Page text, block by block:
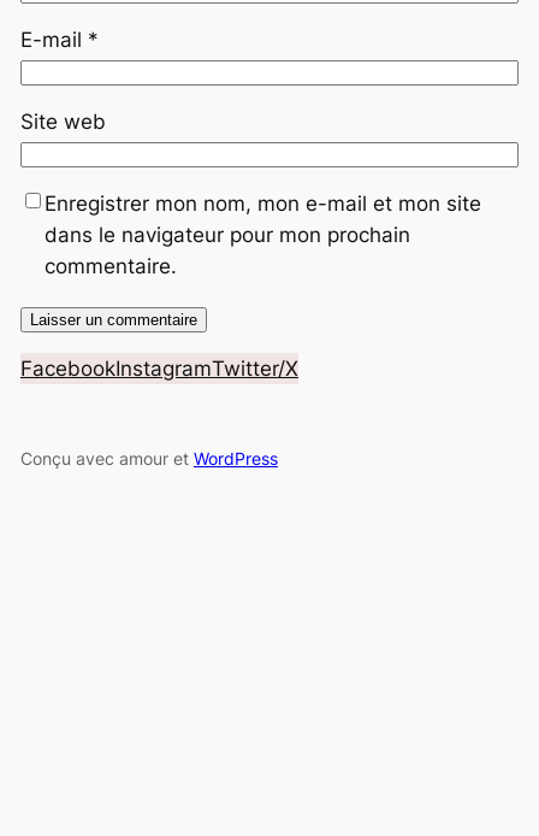
E-mail *
Site web
Enregistrer mon nom, mon e-mail et mon site
dans le navigateur pour mon prochain
commentaire.
FacebookInstagramTwitter/X
Conçu avec amour et WordPress